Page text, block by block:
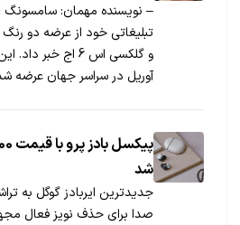
– نویسنده مهمان: سامسونگ
آوریل در سراسر جهان عرضه
سیاه یاقوتی و طلایی
این گوشی ها موجود است، از
کهکشانی و سبز زمردی که مدت
هستند نیز در دسترس قرار
شد
صدا برای حذف نویز فعال